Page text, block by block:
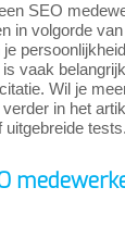
SEO
in volgorde
vaak
Wil je
in het
uitgebreide tests.